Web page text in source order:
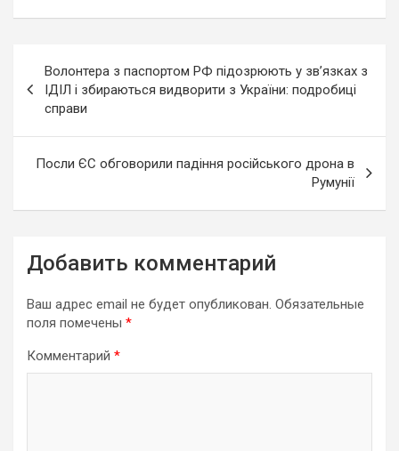
по
записям
Волонтера з паспортом РФ підозрюють у зв’язках з
ІДІЛ і збираються видворити з України: подробиці
справи
Посли ЄС обговорили падіння російського дрона в
Румунії
Добавить комментарий
Ваш адрес email не будет опубликован. Обязательные
поля помечены *
Комментарий *